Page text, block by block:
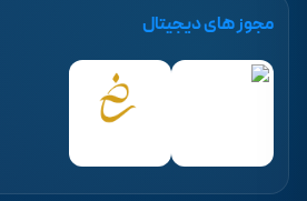
مجوز های دیجیتال